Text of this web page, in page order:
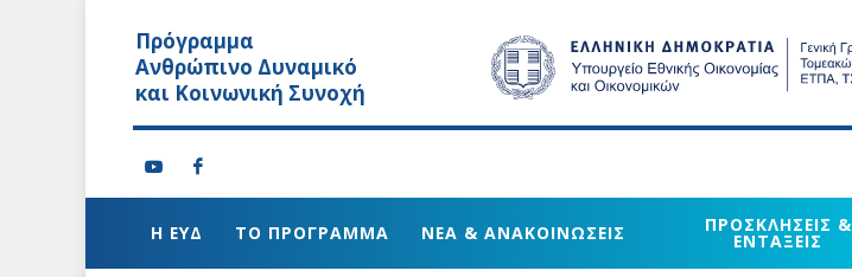
Πρόγραμμα
Ανθρώπινο Δυναμικό
και Κοινωνική Συνοχή
Η ΕΥΔ ΤΟ ΠΡΟΓΡΑΜΜΑ ΝΕΑ & ΑΝΑΚΟΙΝΩΣΕΙΣ ΠΡΟΣΚΛΗΣΕΙΣ &
ΕΝΤΑΞΕΙΣ